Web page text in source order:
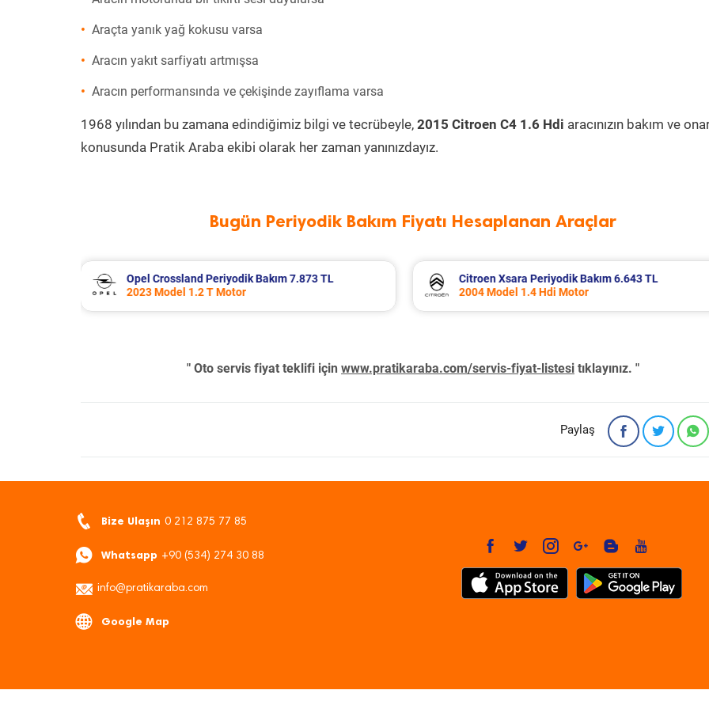
Araçta yanık yağ kokusu varsa
Aracın yakıt sarfiyatı artmışsa
Aracın performansında ve çekişinde zayıflama varsa
1968 yılından bu zamana edindiğimiz bilgi ve tecrübeyle, 2015 Citroen C4 1.6 Hdi aracınızın bakım ve
konusunda Pratik Araba ekibi olarak her zaman yanınızdayız.
Bugün Periyodik Bakım Fiyatı Hesaplanan Araçlar
Citroen Xsara Periyodik Bakım 6.643 TL
2004 Model 1.4 Hdi Motor
Dacia Duster Periyodik Bakım 7.799 TL
2012 Model 1.5 Dci Motor
" Oto servis fiyat teklifi için www.pratikaraba.com/servis-fiyat-listesi tıklayınız. "
Paylaş
Bize Ulaşın 0 212 875 77 85
Whatsapp +90 (534) 274 30 88
info@pratikaraba.com
Google Map